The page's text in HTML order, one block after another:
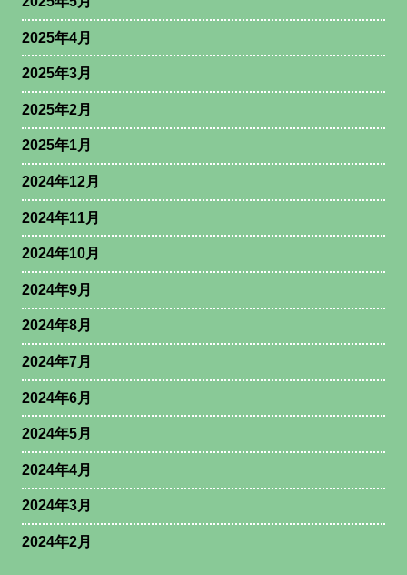
2025年4月
2025年3月
2025年2月
2025年1月
2024年12月
2024年11月
2024年10月
2024年9月
2024年8月
2024年7月
2024年6月
2024年5月
2024年4月
2024年3月
2024年2月